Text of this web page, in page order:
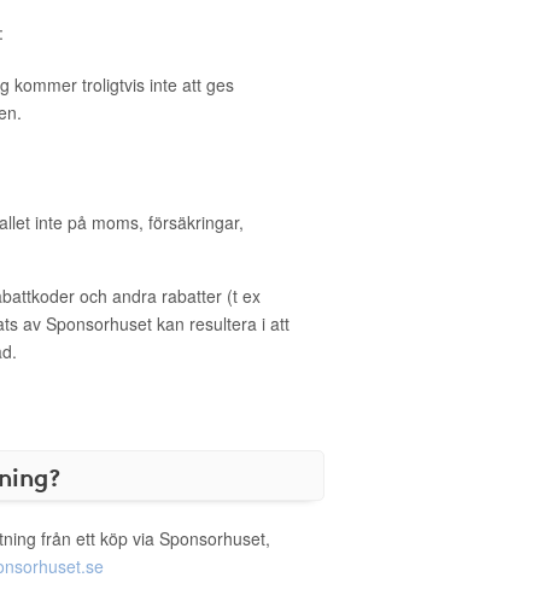
:
kommer troligtvis inte att ges
inte på moms, försäkringar,
och andra rabatter (t ex
av Sponsorhuset kan resultera i att
från ett köp via Sponsorhuset,